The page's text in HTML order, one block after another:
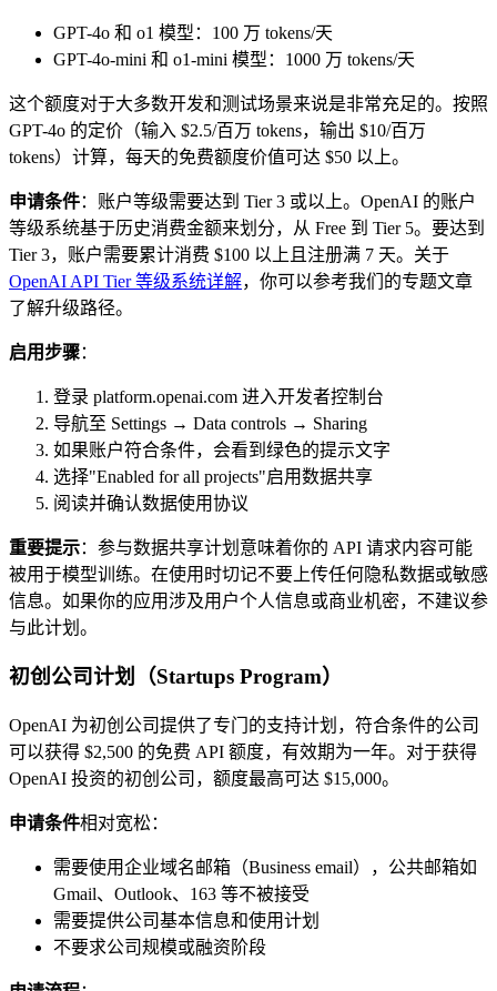
GPT-4o 和 o1 模型：100 万 tokens/天
GPT-4o-mini 和 o1-mini 模型：1000 万 tokens/天
这个额度对于大多数开发和测试场景来说是非常充足的。按照
GPT-4o 的定价（输入 $2.5/百万 tokens，输出 $10/百万
tokens）计算，每天的免费额度价值可达 $50 以上。
申请条件：账户等级需要达到 Tier 3 或以上。OpenAI 的账户
等级系统基于历史消费金额来划分，从 Free 到 Tier 5。要达到
Tier 3，账户需要累计消费 $100 以上且注册满 7 天。关于
OpenAI API Tier 等级系统详解，你可以参考我们的专题文章
了解升级路径。
启用步骤：
登录 platform.openai.com 进入开发者控制台
导航至 Settings → Data controls → Sharing
如果账户符合条件，会看到绿色的提示文字
选择"Enabled for all projects"启用数据共享
阅读并确认数据使用协议
重要提示：参与数据共享计划意味着你的 API 请求内容可能
被用于模型训练。在使用时切记不要上传任何隐私数据或敏感
信息。如果你的应用涉及用户个人信息或商业机密，不建议参
与此计划。
初创公司计划（Startups Program）
OpenAI 为初创公司提供了专门的支持计划，符合条件的公司
可以获得 $2,500 的免费 API 额度，有效期为一年。对于获得
OpenAI 投资的初创公司，额度最高可达 $15,000。
申请条件相对宽松：
需要使用企业域名邮箱（Business email），公共邮箱如
Gmail、Outlook、163 等不被接受
需要提供公司基本信息和使用计划
不要求公司规模或融资阶段